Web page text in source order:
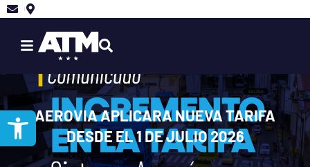
contenido
AEROVIA APLICARA NUEVA TARIFA
DESDE EL 1 DE JULIO 2026
Abrir barra de herramientas